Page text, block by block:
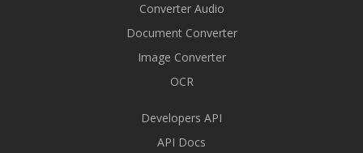
Converter Audio
Document Converter
Image Converter
OCR
Developers API
API Docs